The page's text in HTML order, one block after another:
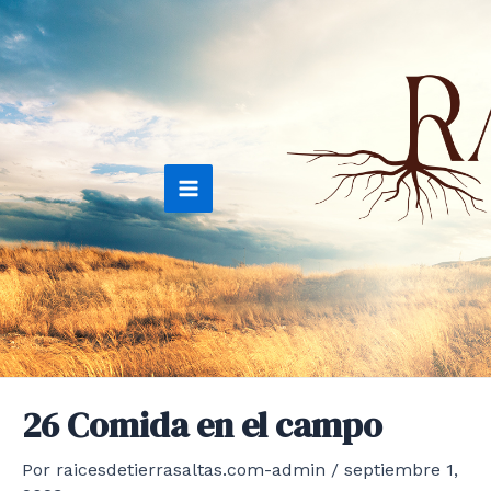
Ir
al
contenido
Main
Menu
26 Comida en el campo
Por raicesdetierrasaltas.com-admin / septiembre 1,